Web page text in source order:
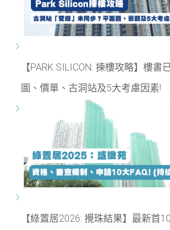
【PARK SILICON: 揀樓攻略】樓書
圖、價單、古洞站及5大考慮因素!
【綠置居2026: 攪珠結果】最新首